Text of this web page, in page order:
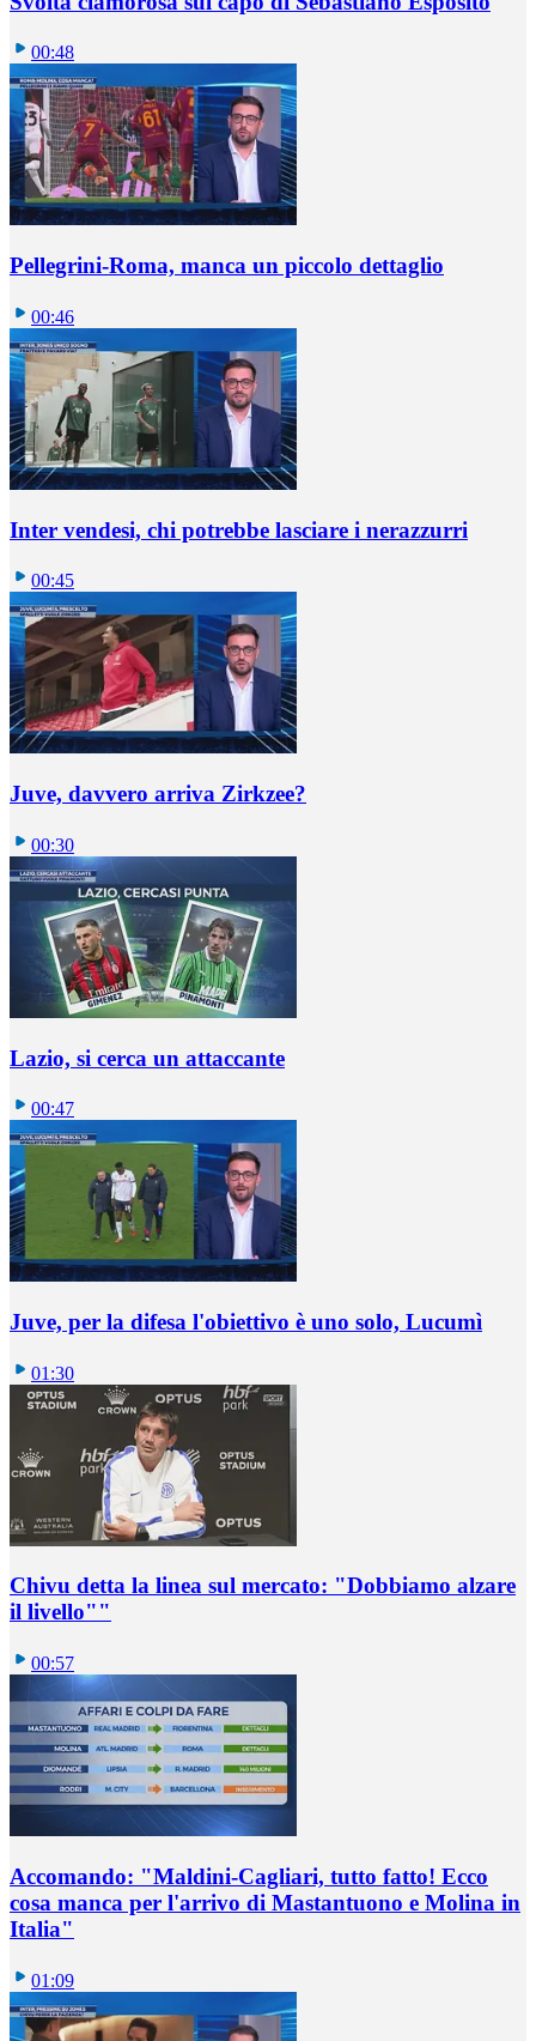
00:48
Pellegrini-Roma, manca un piccolo dettaglio
00:46
Inter vendesi, chi potrebbe lasciare i nerazzurri
00:45
Juve, davvero arriva Zirkzee?
00:30
Lazio, si cerca un attaccante
00:47
Juve, per la difesa l'obiettivo è uno solo, Lucumì
01:30
Chivu detta la linea sul mercato: "Dobbiamo alzare
il livello""
00:57
Accomando: "Maldini-Cagliari, tutto fatto! Ecco
cosa manca per l'arrivo di Mastantuono e Molina in
Italia"
01:09